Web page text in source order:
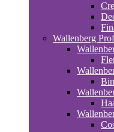
Wallenberg